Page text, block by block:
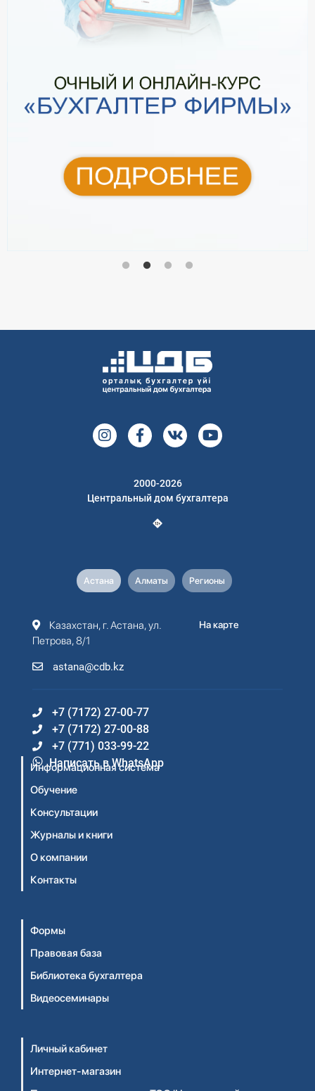
2000-2026
Центральный дом бухгалтера
Астана Алматы Регионы
Казахстан, г. Астана, ул.
Петрова, 8/1
astana@cdb.kz
На карте
+7 (7172) 27-00-77
+7 (7172) 27-00-88
+7 (771) 033-99-22
Написать в WhatsApp
Информационная система
Обучение
Консультации
Журналы и книги
О компании
Контакты
Формы
Правовая база
Библиотека бухгалтера
Видеосеминары
Личный кабинет
Интернет-магазин